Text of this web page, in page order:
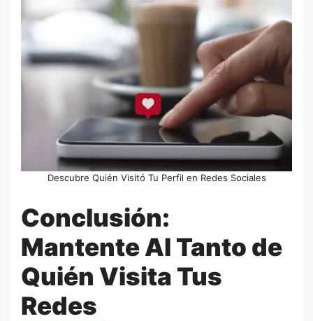
Descubre Quién Visitó Tu Perfil en Redes Sociales
Conclusión:
Mantente Al Tanto de
Quién Visita Tus
Redes